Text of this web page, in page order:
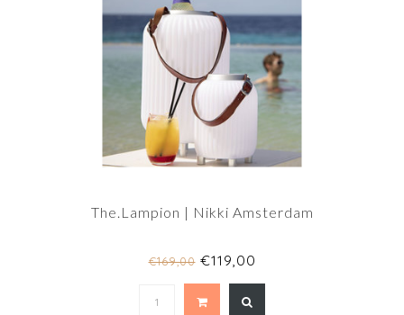
The.Lampion | Nikki Amsterdam
€169,00€119,00